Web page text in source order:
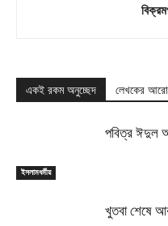
একই রকম অনুচ্ছেদ লেখকের আরো
ইসলামধর্মীয়
পবিত্র ঈদুল
খুতবা শেষে